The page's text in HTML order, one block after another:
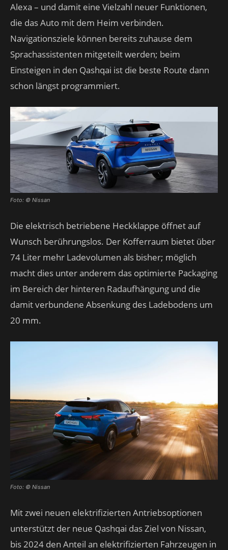
Alexa – und damit eine Vielzahl neuer Funktionen,
die das Auto mit dem Heim verbinden.
Navigationsziele können bereits zuhause dem
Sprachassistenten mitgeteilt werden; beim
Einsteigen in den Qashqai ist die beste Route dann
schon längst programmiert.
Foto: © Nissan
Die elektrisch betriebene Heckklappe öffnet auf
Wunsch berührungslos. Der Kofferraum bietet über
74 Liter mehr Ladevolumen als bisher; möglich
macht dies unter anderem das optimierte Packaging
im Bereich der hinteren Radaufhängung und die
damit verbundene Absenkung des Ladebodens um
20 mm.
Foto: © Nissan
Mit zwei neuen elektrifizierten Antriebsoptionen
unterstützt der neue Qashqai das Ziel von Nissan,
bis 2024 den Anteil an elektrifizierten Fahrzeugen in